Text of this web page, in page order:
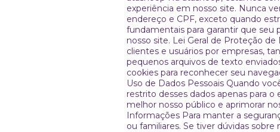
experiência em nosso site. Nunca
endereço e CPF, exceto quando
fundamentais para garantir que
nosso site. Lei Geral de Proteção
clientes e usuários por empresas,
pequenos arquivos de texto
cookies para reconhecer seu
Uso de Dados Pessoais Quando
restrito desses dados apenas para
melhor nosso público e aprimorar
Informações Para manter a
ou familiares. Se tiver dúvidas